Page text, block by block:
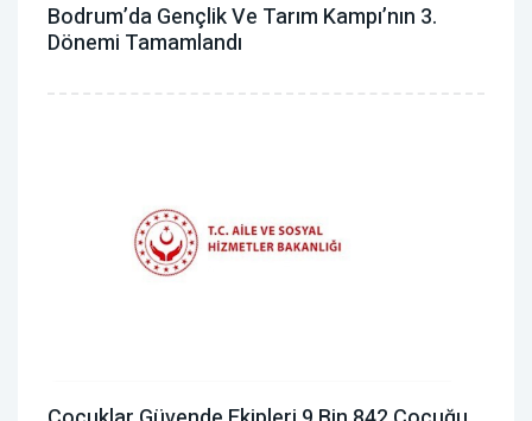
Bodrum’da Gençlik Ve Tarım Kampı’nın 3.
Dönemi Tamamlandı